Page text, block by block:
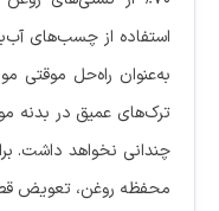
استفاده از چسب‌های
به‌عنوان راه‌حل موقتی
ترک‌های عمیق در بدنه
چندانی نخواهد داشت.
محفظه روغن، تعویض